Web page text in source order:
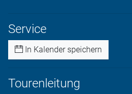
Service
In Kalender speichern
Tourenleitung